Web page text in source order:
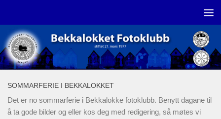
SOMMARFERIE I BEKKALOKKET
Det er no sommarferie i Bekkalokke fotoklubb. Benytt dagane til
å ta gode bilder og eller kos deg med redigering, så møtes vi